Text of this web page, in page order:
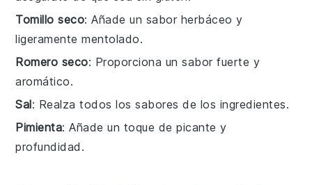
Tomillo seco: Añade un sabor herbáceo y
ligeramente mentolado.
Romero seco: Proporciona un sabor fuerte y
aromático.
Sal: Realza todos los sabores de los ingredientes.
Pimienta: Añade un toque de picante y
profundidad.